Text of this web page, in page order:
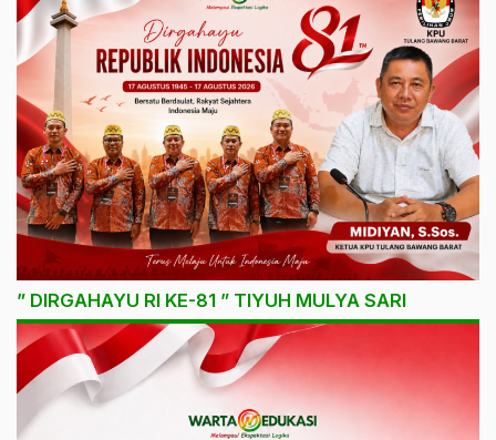
” DIRGAHAYU RI KE-81 ” TIYUH MULYA SARI